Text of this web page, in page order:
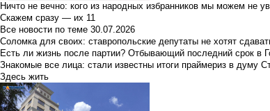
Ничто не вечно: кого из народных избранников мы можем не
Скажем сразу — их 11
Все новости по теме 30.07.2026
Соломка для своих: ставропольские депутаты не хотят
Есть ли жизнь после партии? Отбывающий последний срок в
Знакомые все лица: стали известны итоги праймериз в думу
Здесь жить